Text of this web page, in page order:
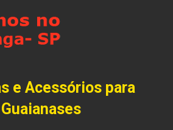
e Acessórios para